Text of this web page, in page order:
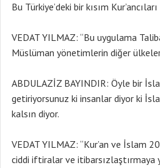
Bu Türkiye’deki bir kısım
VEDAT YILMAZ: “Bu uygulama
Müslüman yönetimlerin diğer
ABDULAZİZ BAYINDIR: Öyle bir
getiriyorsunuz ki insanlar diyor ki
kalsın diyor.
VEDAT YILMAZ: “Kur’an ve İslam
ciddi iftiralar ve itibarsızlaştırmaya